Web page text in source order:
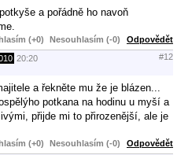
a pořádně ho navoň
(+0) Nesouhlasím (-0) Odpovědět
20:20 #12
a řekněte mu že je blázen...
potkana na hodinu u myší a
přijde mi to přirozenější, ale je
(+0) Nesouhlasím (-0) Odpovědět